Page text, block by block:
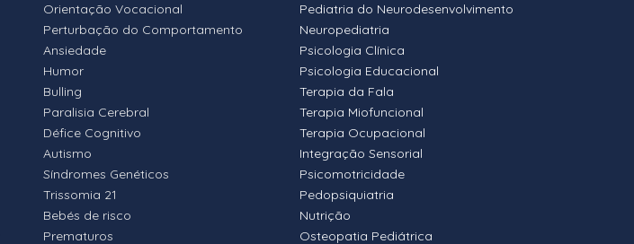
Orientação Vocacional
Perturbação do Comportamento
Ansiedade
Humor
Bulling
Paralisia Cerebral
Défice Cognitivo
Autismo
Síndromes Genéticos
Trissomia 21
Bebés de risco
Prematuros
Pediatria do Neurodesenvolvimento
Neuropediatria
Psicologia Clínica
Psicologia Educacional
Terapia da Fala
Terapia Miofuncional
Terapia Ocupacional
Integração Sensorial
Psicomotricidade
Pedopsiquiatria
Nutrição
Osteopatia Pediátrica